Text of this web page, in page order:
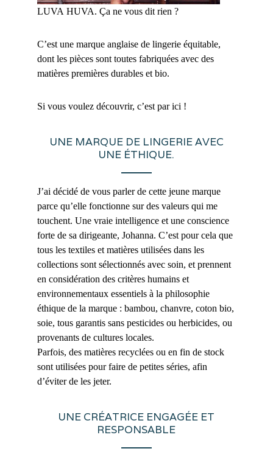
LUVA HUVA. Ça ne vous dit rien ?
C’est une marque anglaise de lingerie équitable,
dont les pièces sont toutes fabriquées avec des
matières premières durables et bio.
Si vous voulez découvrir, c’est par ici !
UNE MARQUE DE LINGERIE AVEC
UNE ÉTHIQUE.
J’ai décidé de vous parler de cette jeune marque
parce qu’elle fonctionne sur des valeurs qui me
touchent. Une vraie intelligence et une conscience
forte de sa dirigeante, Johanna. C’est pour cela que
tous les textiles et matières utilisées dans les
collections sont sélectionnés avec soin, et prennent
en considération des critères humains et
environnementaux essentiels à la philosophie
éthique de la marque : bambou, chanvre, coton bio,
soie, tous garantis sans pesticides ou herbicides, ou
provenants de cultures locales.
Parfois, des matières recyclées ou en fin de stock
sont utilisées pour faire de petites séries, afin
d’éviter de les jeter.
UNE CRÉATRICE ENGAGÉE ET
RESPONSABLE